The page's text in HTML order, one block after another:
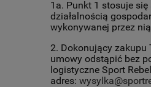
1a. Punkt 1 stosuje
działalnością
wykonywanej przez
2. Dokonujący zakupu
umowy odstąpić bez
logistyczne Sport
adres: